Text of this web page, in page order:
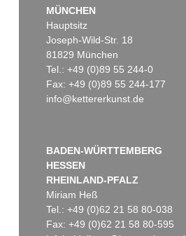
MÜNCHEN
Hauptsitz
Joseph-Wild-Str. 18
81829 München
Tel.: +49 (0)89 55 244-0
Fax: +49 (0)89 55 244-177
info@kettererkunst.de
BADEN-WÜRTTEMBERG
HESSEN
RHEINLAND-PFALZ
Miriam Heß
Tel.: +49 (0)62 21 58 80-038
Fax: +49 (0)62 21 58 80-595